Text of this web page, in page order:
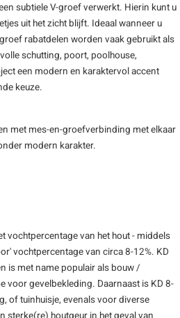
subtiele V-groef verwerkt. Hierin kunt u
uit het zicht blijft. Ideaal wanneer u
rabatdelen worden vaak gebruikt als
schutting, poort, poolhouse,
een modern en karaktervol accent
keuze.
met mes-en-groefverbinding met elkaar
modern karakter.
vochtpercentage van het hout - middels
vochtpercentage van circa 8-12%. KD
is met name populair als bouw /
voor gevelbekleding. Daarnaast is KD 8-
of tuinhuisje, evenals voor diverse